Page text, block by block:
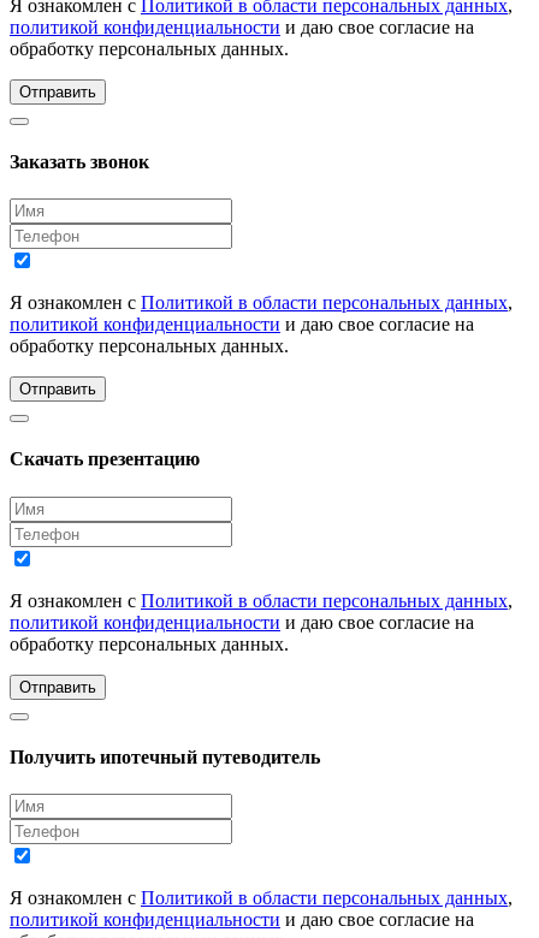
Я ознакомлен с Политикой в области персональных данных,
политикой конфиденциальности и даю свое согласие на
обработку персональных данных.
Отправить
Заказать звонок
Я ознакомлен с Политикой в области персональных данных,
политикой конфиденциальности и даю свое согласие на
обработку персональных данных.
Отправить
Скачать презентацию
Я ознакомлен с Политикой в области персональных данных,
политикой конфиденциальности и даю свое согласие на
обработку персональных данных.
Отправить
Получить ипотечный путеводитель
Я ознакомлен с Политикой в области персональных данных,
политикой конфиденциальности и даю свое согласие на